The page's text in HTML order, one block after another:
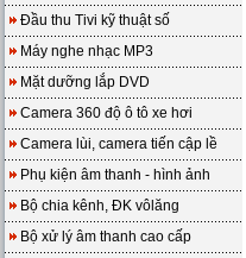
Đầu thu Tivi kỹ thuật số
Máy nghe nhạc MP3
Mặt dưỡng lắp DVD
Camera 360 độ ô tô xe hơi
Camera lùi, camera tiến cập lề
Phụ kiện âm thanh - hình ảnh
Bộ chia kênh, ĐK vôlăng
Bộ xử lý âm thanh cao cấp